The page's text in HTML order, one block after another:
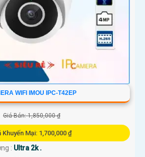
WIFI IMOU IPC-T42EP
Giá Bán: 1,850,000 ₫
Khuyến Mại: 1,700,000 ₫
: Ultra 2k .